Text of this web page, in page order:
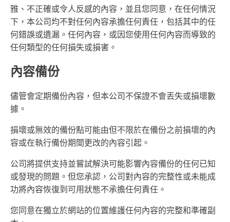
雅、不正確或令人反感的內容，並且您同意，在任何情況
下，本公司均不對任何內容承擔任何責任，包括其中的任
何錯誤或遺漏。任何內容，或因您使用任何內容而導致的
任何類型的任何損失或損害。
內容備份
儘管會定期備份內容，但本公司不保證不會丟失或損壞數
據。
損壞或無效的備份點可能由但不限於在備份之前損壞的內
容或在執行備份期間更改的內容引起。
公司將提供支持並嘗試解決可能影響內容備份的任何已知
或發現的問題。但您承認，公司對內容的完整性或未能成
功將內容恢復到可用狀態不承擔任何責任。
您同意在獨立於網站的位置維護任何內容的完整和準確副